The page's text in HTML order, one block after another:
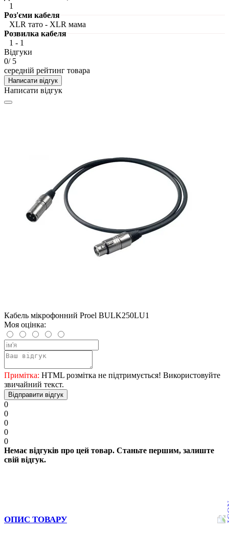
1
Роз'єми кабеля
XLR тато - XLR мама
Розвилка кабеля
1 - 1
Відгуки
0/ 5
середній рейтинг товара
Написати відгук
Написати відгук
Кабель мікрофонний Proel BULK250LU1
Моя оцінка:
Примітка: HTML розмітка не підтримується! Використовуйте
звичайний текст.
Відправити відгук
0
0
0
0
0
Немає відгуків про цей товар. Станьте першим, залиште
свій відгук.
ОПИС ТОВАРУ